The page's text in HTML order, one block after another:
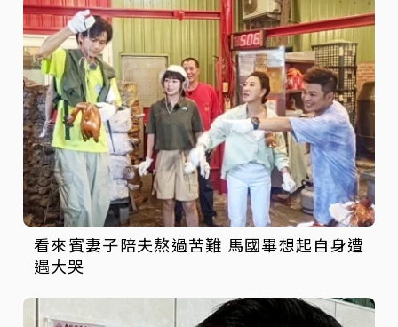
看來賓妻子陪夫熬過苦難 馬國畢想起自身遭
遇大哭